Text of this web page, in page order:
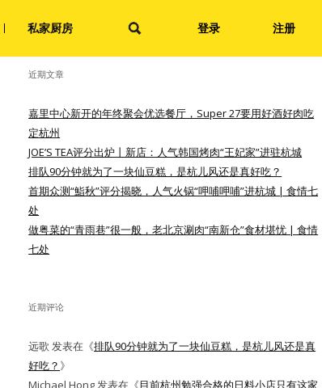
登录 注册
私家厨房
索：
近期文章
嘉里中心新开的年终聚会优选餐厅，Super 27要用好酒好肉吃
定杭州
JOE’S TEA评分出炉丨新店：人气韩国烤肉“王妃家”进驻杭城
排队90分钟就为了一块仙豆糕，是杭儿风还是真好吃？
首期众测“鮨秋”评分揭晓，人气火锅“呷哺呷哺”进杭城 | 食情七
处
做粤菜的“青雨巷”很一般，老北京涮肉“南新仓”食材堪忧 | 食情
七处
近期评论
远歌 发表在《排队90分钟就为了一块仙豆糕，是杭儿风还是真
好吃？ 》
Michael Hong发表在《目前杭州勉强合格的日料小店只有这家